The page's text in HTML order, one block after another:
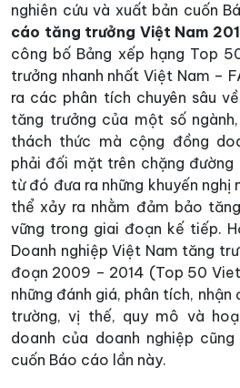
nghiên cứu và xuất bản cuốn
cáo tăng trưởng Việt Nam
công bố Bảng xếp hạng Top
trưởng nhanh nhất Việt Nam –
ra các phân tích chuyên sâu
tăng trưởng của một số
thách thức mà cộng đồng
phải đối mặt trên chặng đường
từ đó đưa ra những khuyến nghị
thể xảy ra nhằm đảm bảo
vững trong giai đoạn kế tiếp.
Doanh nghiệp Việt Nam tăng
đoạn 2009 – 2014 (Top 50
những đánh giá, phân tích, nhận
trường, vị thế, quy mô và
doanh của doanh nghiệp
cuốn Báo cáo lần này.